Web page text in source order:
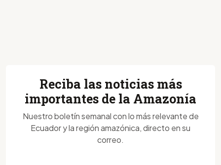
Reciba las noticias más
importantes de la Amazonía
Nuestro boletín semanal con lo más relevante de
Ecuador y la región amazónica, directo en su
correo.